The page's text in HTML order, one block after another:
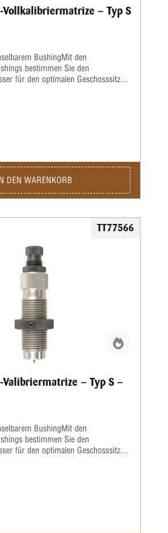
Vollkalibriermatrize – Typ S
BushingMit den
bestimmen Sie den
für den optimalen Geschosssitz
Bushings sind nicht im
ordern.
DEN WARENKORB
TT77566
Valibriermatrize – Typ S –
BushingMit den
bestimmen Sie den
für den optimalen Geschosssitz
Bushings sind nicht im
ordern.